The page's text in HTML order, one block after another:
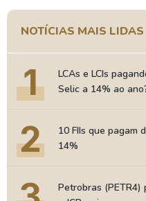
NOTÍCIAS MAIS LIDAS
1
LCAs e LCIs
Selic a 14% ao
2
10 FIIs que pagam
14%
Petrobras (PETR4)